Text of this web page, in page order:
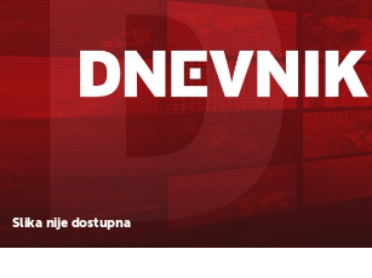
Slika nije dostupna